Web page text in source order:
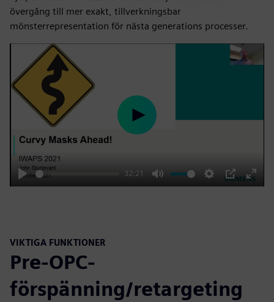
övergång till mer exakt, tillverkningsbar
mönsterrepresentation för nästa generations processer.
Play
32:21
Mute Settings
PIP
Enter
Play
VIKTIGA FUNKTIONER
Pre-OPC-
förspänning/retargeting